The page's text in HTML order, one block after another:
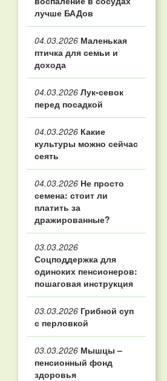
лучше БАДов
04.03.2026 Маленькая
птичка для семьи и
дохода
04.03.2026 Лук-севок
перед посадкой
04.03.2026 Какие
культуры можно сейчас
сеять
04.03.2026 Не просто
семена: стоит ли
платить за
дражированные?
03.03.2026
Соцподдержка для
одиноких пенсионеров:
пошаговая инструкция
03.03.2026 Грибной суп
с перловкой
03.03.2026 Мышцы –
пенсионный фонд
здоровья